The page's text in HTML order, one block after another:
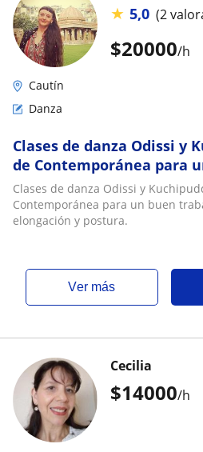
$20000/h
★ 5,0 (2
Cautín
Danza
Clases de danza Odissi y
de Contemporánea para
alineación, elongación y
Clases de danza Odissi y
Contemporánea para un buen
elongación y postura.
ver más
$14000/h
Cecilia